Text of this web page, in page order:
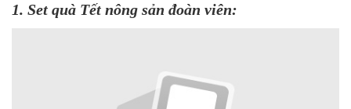
1. Set quà Tết nông sản đoàn viên: